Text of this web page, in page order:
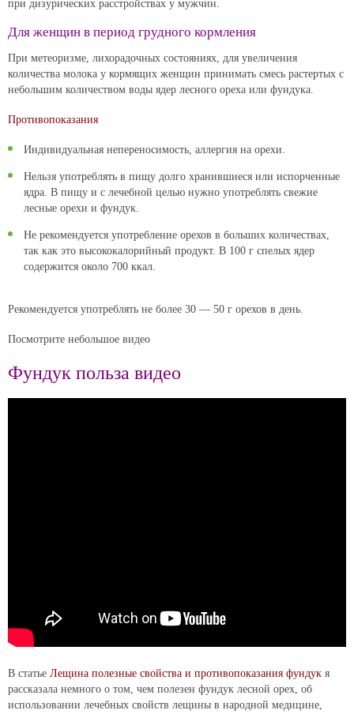
при дизурических расстройствах у мужчин.
Для женщин в период грудного кормления
При метеоризме, лихорадочных состояниях, для увеличения
количества молока у кормящих женщин принимать смесь растертых с
небольшим количеством воды ядер лесного ореха или фундука.
Противопоказания
Индивидуальная непереносимость, аллергия на орехи.
Нельзя употреблять в пищу долго хранившиеся или испорченные
ядра. В пищу и с лечебной целью нужно употреблять свежие
лесные орехи и фундук.
Не рекомендуется употребление орехов в больших количествах,
так как это высококалорийный продукт. В 100 г спелых ядер
содержится около 700 ккал.
Рекомендуется употреблять не более 30 — 50 г орехов в день.
Посмотрите небольшое видео
Фундук польза видео
В статье Лещина полезные свойства и противопоказания фундук я
рассказала немного о том, чем полезен фундук лесной орех, об
использовании лечебных свойств лещины в народной медицине,